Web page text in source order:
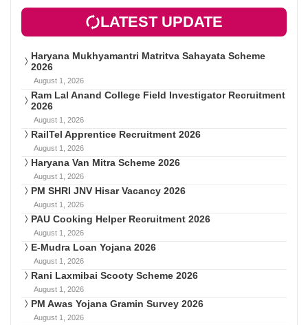
LATEST UPDATE
Haryana Mukhyamantri Matritva Sahayata Scheme
2026
August 1, 2026
Ram Lal Anand College Field Investigator Recruitment
2026
August 1, 2026
RailTel Apprentice Recruitment 2026
August 1, 2026
Haryana Van Mitra Scheme 2026
August 1, 2026
PM SHRI JNV Hisar Vacancy 2026
August 1, 2026
PAU Cooking Helper Recruitment 2026
August 1, 2026
E-Mudra Loan Yojana 2026
August 1, 2026
Rani Laxmibai Scooty Scheme 2026
August 1, 2026
PM Awas Yojana Gramin Survey 2026
August 1, 2026